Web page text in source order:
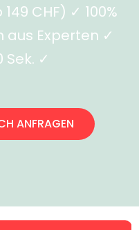
CHF) ✓ 100%
aus Experten ✓
Sek. ✓
ANFRAGEN